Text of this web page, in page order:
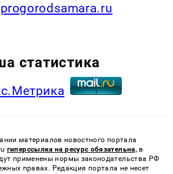
статистика
материалов новостного портала
гиперссылка на ресурс обязательна, в
применены нормы законодательства РФ
правах. Редакция портала не несет